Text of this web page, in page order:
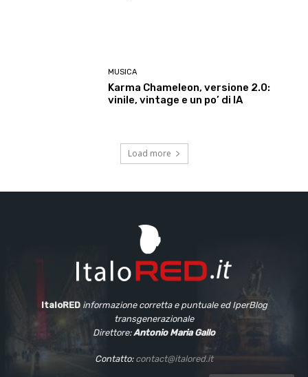
MUSICA
Karma Chameleon, versione 2.0:
vinile, vintage e un po’ di IA
Load more
ItaloRED informazione corretta e puntuale ed IperBlog
transgenerazionale
Direttore:Antonio Maria Gallo
Contatto: contact@italored.it